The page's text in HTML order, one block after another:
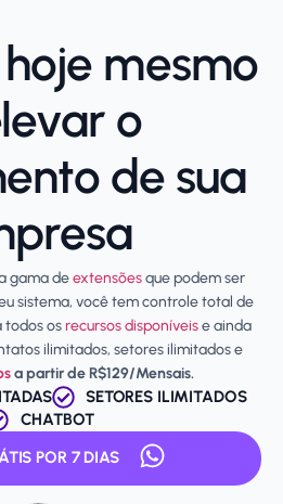
mesmo
o
de sua
gama deextensõesque podem ser
sistema, você tem controle total de
todos osrecursos disponíveise ainda
ilimitados, setores ilimitados e
a partir de R$129/Mensais.
SETORES ILIMITADOS
CHATBOT
POR 7 DIAS